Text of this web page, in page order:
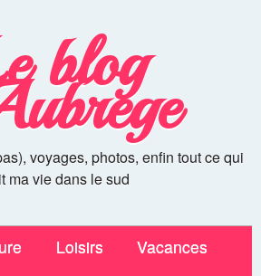
blog
voyages, photos, enfin tout ce qui
ma vie dans le sud
Loisirs
Vacances